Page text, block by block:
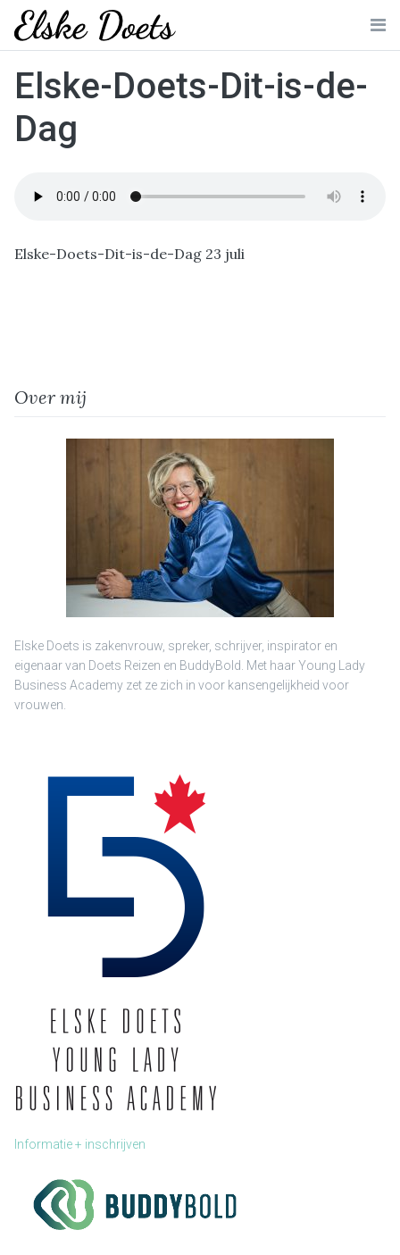
Skip
content
Elske-Doets-Dit-is-de-
Dag
Elske-Doets-Dit-is-de-Dag 23 juli
Over mij
Elske Doets is zakenvrouw, spreker, schrijver, inspirator en
eigenaar van Doets Reizen en BuddyBold. Met haar Young Lady
Business Academy zet ze zich in voor kansengelijkheid voor
vrouwen.
Informatie + inschrijven